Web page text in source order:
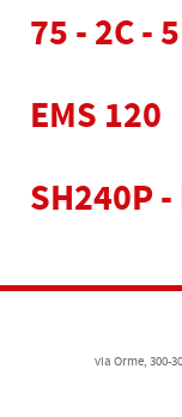
75 - 2C - 5
EMS 120
SH240P
via Orme, 300-